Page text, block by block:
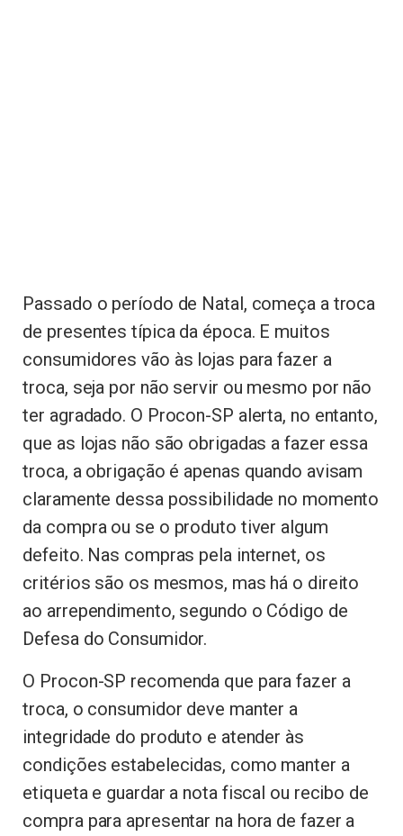
Passado o período de Natal, começa a troca
de presentes típica da época. E muitos
consumidores vão às lojas para fazer a
troca, seja por não servir ou mesmo por não
ter agradado. O Procon-SP alerta, no entanto,
que as lojas não são obrigadas a fazer essa
troca, a obrigação é apenas quando avisam
claramente dessa possibilidade no momento
da compra ou se o produto tiver algum
defeito. Nas compras pela internet, os
critérios são os mesmos, mas há o direito
ao arrependimento, segundo o Código de
Defesa do Consumidor.
O Procon-SP recomenda que para fazer a
troca, o consumidor deve manter a
integridade do produto e atender às
condições estabelecidas, como manter a
etiqueta e guardar a nota fiscal ou recibo de
compra para apresentar na hora de fazer a